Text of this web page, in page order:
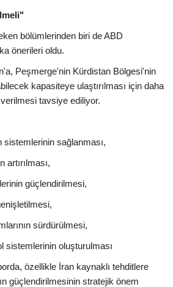
bölümlerinden biri de ABD
önerileri oldu.
Peşmerge'nin Kürdistan Bölgesi'nin
kapasiteye ulaştırılması için daha
tavsiye ediliyor.
sistemlerinin sağlanması,
güçlendirilmesi,
sürdürülmesi,
sistemlerinin oluşturulması
özellikle İran kaynaklı tehditlere
güçlendirilmesinin stratejik önem